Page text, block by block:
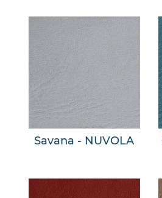
Savana - NUVOLA